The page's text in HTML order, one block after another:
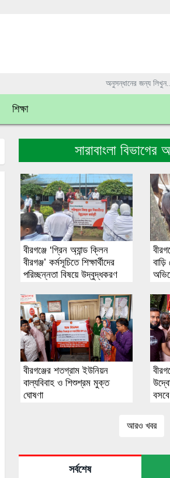
শিক্ষা
সারাবাংলা
বীরগঞ্জে ‘গ্রিন অ্যান্ড ক্লিন
বীরগঞ্জ’ কর্মসূচিতে শিক্ষার্থীদের
পরিচ্ছন্নতা বিষয়ে উদ্বুদ্ধকরণ
বীরগঞ্জের শতগ্রাম ইউনিয়ন
বাল্যবিবাহ ও শিশুশ্রম মুক্ত
ঘোষণা
আরও খবর
সর্বশেষ